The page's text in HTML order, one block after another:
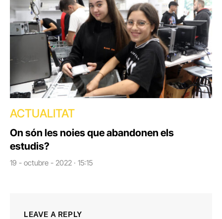
ACTUALITAT
On són les noies que abandonen els
estudis?
19 - octubre - 2022 · 15:15
LEAVE A REPLY